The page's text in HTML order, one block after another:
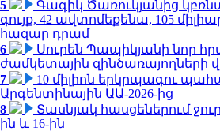
5
Գագիկ Ծառուկյանից
գույք, 42 ավտոմեքենա, 105
հազար դրամ
6
Սուրեն Պապիկյանի նոր
ժամկետային զինծառայողների
7
10 միլիոն երկրպագու
Արգենտինային ԱԱ-2026-ից
8
Տասնյակ հասցեներում ջուր
ին և 16-ին